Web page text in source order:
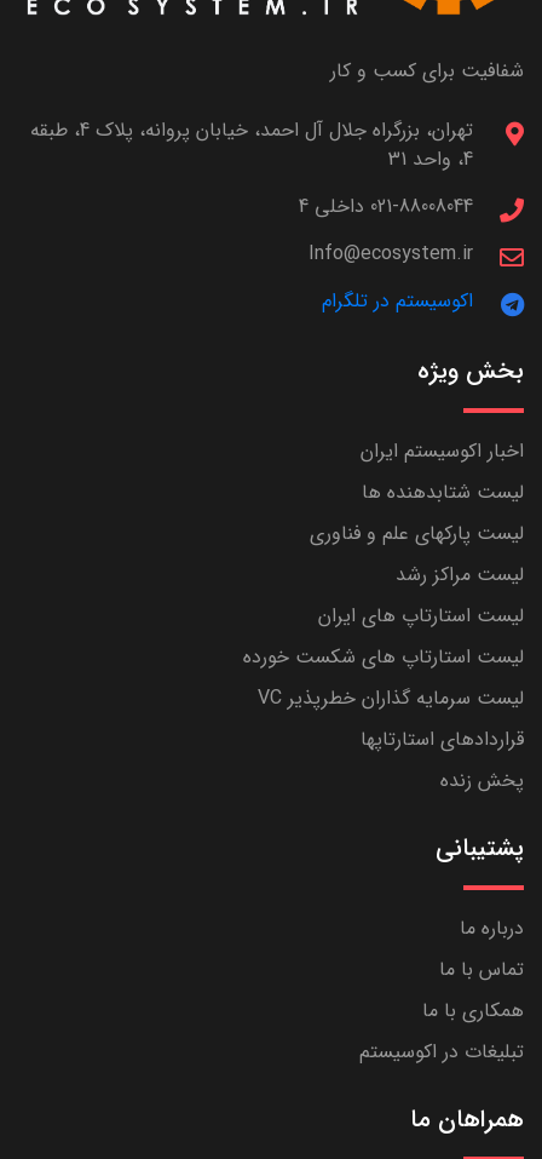
شفافیت برای کسب و کار
تهران، بزرگراه جلال آل احمد، خیابان پروانه، پلاک 4، طبقه
4، واحد 31
021-88008044 داخلی 4
Info@ecosystem.ir
اکوسیستم در تلگرام
بخش ویژه
اخبار اکوسیستم ایران
لیست شتابدهنده ها
لیست پارکهای علم و فناوری
لیست مراکز رشد
لیست استارتاپ های ایران
لیست استارتاپ های شکست خورده
لیست سرمایه گذاران خطرپذیر VC
قراردادهای استارتاپها
پخش زنده
پشتیبانی
درباره ما
تماس با ما
همکاری با ما
تبلیغات در اکوسیستم
همراهان ما